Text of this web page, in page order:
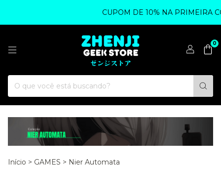
CUPOM DE 10% NA PRIMEIRA
0
Início > GAMES > Nier Automata